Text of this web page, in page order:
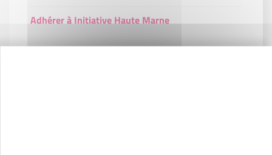
Adhérer à Initiative Haute Marne